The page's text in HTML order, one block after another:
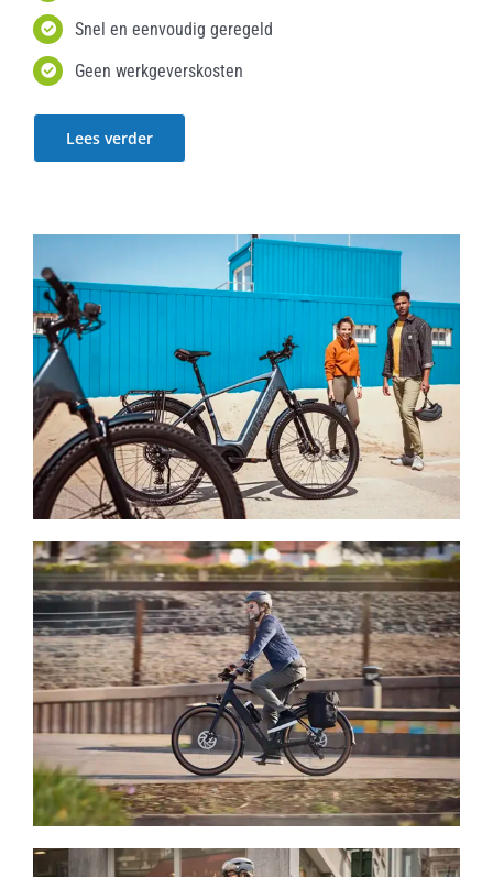
Snel en eenvoudig geregeld
Geen werkgeverskosten
Lees verder